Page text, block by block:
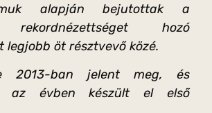
alapján bejutottak a
rekordnézettséget hozó
legjobb öt résztvevő közé.
2013-ban jelent meg, és
az évben készült el első